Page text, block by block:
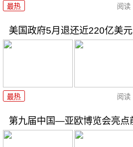
最热 阅读
美国政府5月退还近220亿美
最热 阅读
第九届中国—亚欧博览会亮点